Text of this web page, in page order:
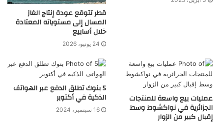
قطر تتوقع عودة إنتاج الغاز
المسال إلى مستوياته المعتادة
خلال أسابيع
24 يونيو، 2026
عمليات بيع واسعة للمنتجات
الجزائرية في نواكشوط وسط
إقبال كبير من الزوار
5 بنوك تطلق الدفع عبر الهواتف
الذكية في أكتوبر
16 سبتمبر، 2024